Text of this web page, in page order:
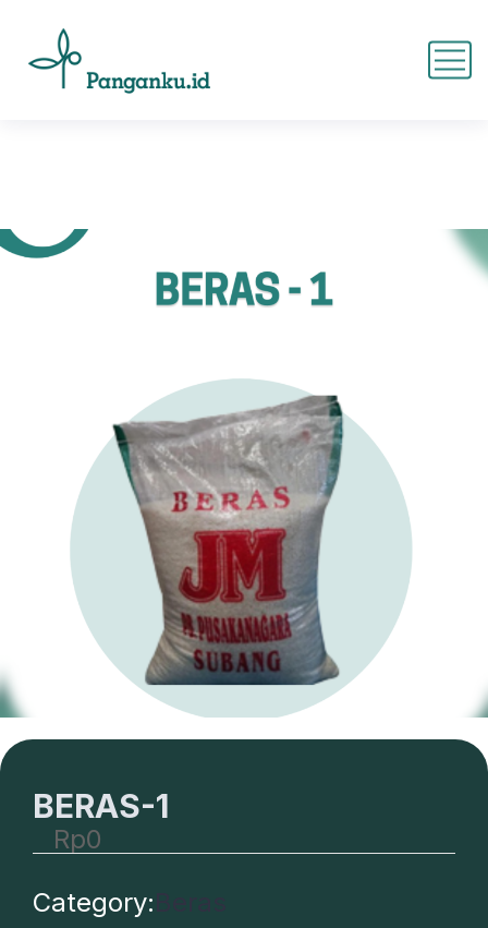
BERAS-1
Rp0
Category: